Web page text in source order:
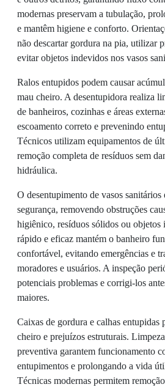
modernas preservam a tubulação,
e mantêm higiene e conforto.
não descartar gordura na pia, utilizar
evitar objetos indevidos nos vasos
Ralos entupidos podem causar
mau cheiro. A desentupidora realiza
de banheiros, cozinhas e áreas
escoamento correto e prevenindo
Técnicos utilizam equipamentos de
remoção completa de resíduos sem
hidráulica.
O desentupimento de vasos sanitários
segurança, removendo obstruções
higiênico, resíduos sólidos ou
rápido e eficaz mantém o banheiro
confortável, evitando emergências e
moradores e usuários. A inspeção
potenciais problemas e corrigi-los
maiores.
Caixas de gordura e calhas entupidas
cheiro e prejuízos estruturais.
preventiva garantem funcionamento
entupimentos e prolongando a vida
Técnicas modernas permitem